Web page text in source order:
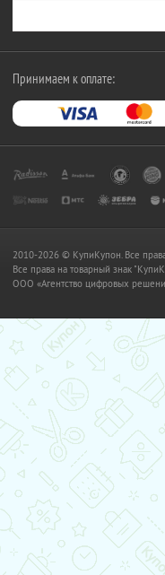
Принимаем к оплате:
2010-2026 © КупиКупон. Все
Все права на товарный знак
OOO «Агентство цифровых